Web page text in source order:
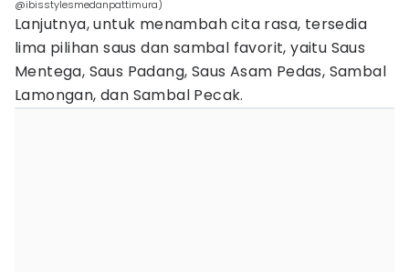
@ibisstylesmedanpattimura)
Lanjutnya, untuk menambah cita rasa, tersedia
lima pilihan saus dan sambal favorit, yaitu Saus
Mentega, Saus Padang, Saus Asam Pedas, Sambal
Lamongan, dan Sambal Pecak.